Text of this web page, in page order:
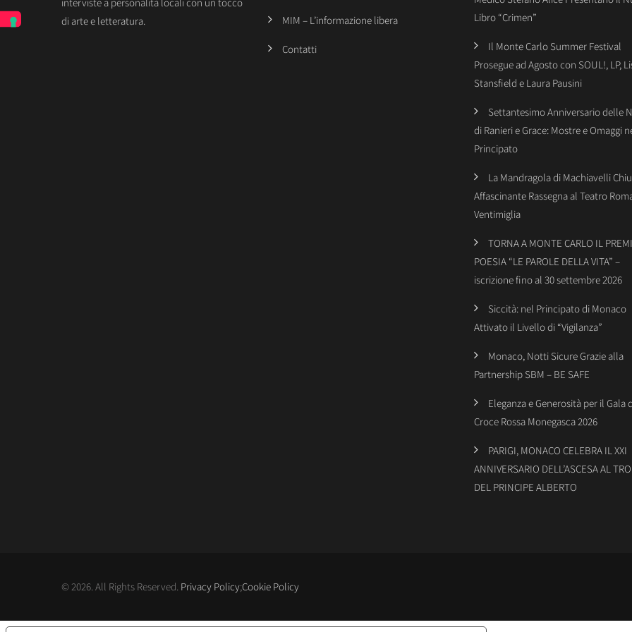
di arte e letteratura.
MIM – L’informazione libera
Contatti
Libro “Crimen”
Il Monte Carlo Summer Festival
Prosegue ad Agosto con SOUL!, LP,
Stansfield e Laura Pausini
Settantesimo Anniversario delle
di Ranieri e Grace: Mostre e Omaggi
Principato
La Mandragola di Machiavelli
Affascinante Rassegna al Teatro
Ventimiglia
TORNA A MONTE CARLO IL
POESIA “LE PAROLE DELLA VITA” –
iscrizione fino al 30 settembre 2026
Siccità: nel Principato di Monaco
Attivato il Livello di “Vigilanza”
Monaco, Notti Sicure Grazie alla
Partnership SBM – BE SAFE
Eleganza e Generosità per il Gala
Croce Rossa Monegasca 2026
PARIGI, MONACO CELEBRA IL XXI
ANNIVERSARIO DELL’ASCESA AL
DEL PRINCIPE ALBERTO
© 2026. All Rights Reserved. Privacy Policy;Cookie Policy